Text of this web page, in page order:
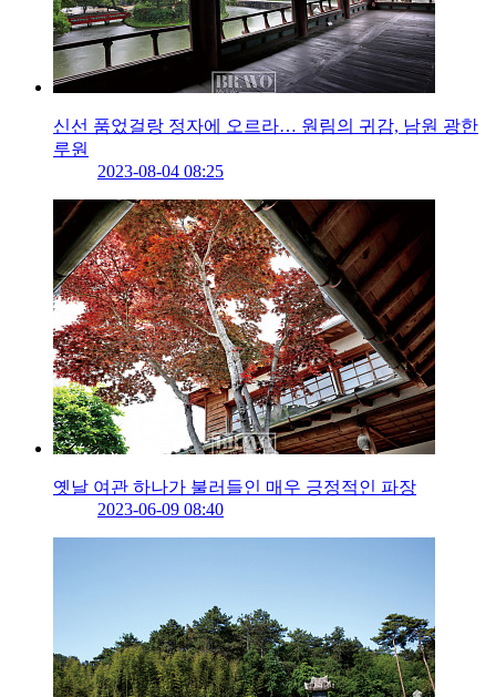
신선 품었걸랑 정자에 오르라… 원림의 귀감, 남원 광한
루원
2023-08-04 08:25
옛날 여관 하나가 불러들인 매우 긍정적인 파장
2023-06-09 08:40